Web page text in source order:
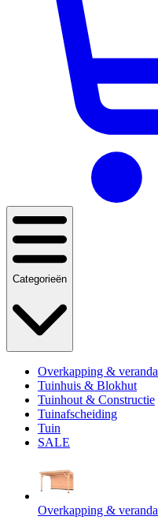
Categorieën
Overkapping & veranda
Tuinhuis & Blokhut
Tuinhout & Constructie
Tuinafscheiding
Tuin
SALE
Overkapping & veranda